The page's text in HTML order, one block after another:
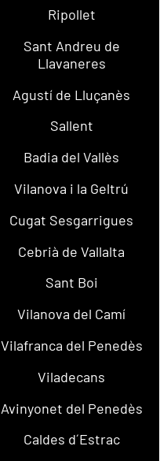
Ripollet
Sant Andreu de
Llavaneres
Agustí de Lluçanès
Sallent
Badia del Vallès
Vilanova i la Geltrú
Cugat Sesgarrigues
Cebrià de Vallalta
Sant Boi
Vilanova del Camí
Vilafranca del Penedès
Viladecans
Avinyonet del Penedès
Caldes d´Estrac